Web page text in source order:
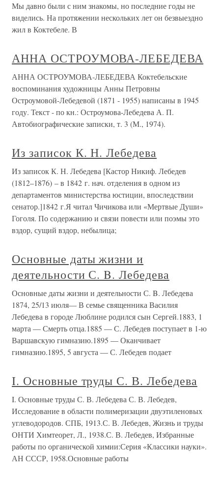
Мы давно были с ним знакомы, но последние годы не
виделись. На протяжении нескольких лет он безвыездно
жил в Коктебеле. В
АННА ОСТРОУМОВА-ЛЕБЕДЕВА
АННА ОСТРОУМОВА-ЛЕБЕДЕВА Коктебельские
воспоминания художницы Анны Петровны
Остроумовой-Лебедевой (1871 - 1955) написаны в 1945
году. Текст - по кн.: Остроумова-Лебедева А. П.
Автобиографические записки, т. 3 (М., 1974).
Из записок К. Н. Лебедева
Из записок К. Н. Лебедева [Кастор Никиф. Лебедев
(1812–1876) – в 1842 г. нач. отделения в одном из
департаментов министерства юстиции, впоследствии
сенатор.]1842 г.Я читал Чичикова или «Мертвые Души»
Гоголя. По содержанию и связи повести или поэмы это
вздор, сущий вздор, небылица;
Основные даты жизни и
деятельности С. B. Лебедева
Основные даты жизни и деятельности С. B. Лебедева
1874, 25/13 июля— В семье священника Василия
Лебедева в городе Люблине родился сын Сергей.1883, 1
марта — Смерть отца.1885 — С. Лебедев поступает в 1-ю
Варшавскую гимназию.1895 — Оканчивает
гимназию.1895, 5 августа — С. Лебедев подает
I. Основные труды С. В. Лебедева
I. Основные труды С. В. Лебедева С. В. Лебедев,
Исследование в области полимеризации двуэтиленовых
углеводородов. СПБ, 1913.С. В. Лебедев, Жизнь и труды
ОНТИ Химтеорет, Л., 1938.С. В. Лебедев, Избранные
работы по органической химии:Серия «Классики науки».
АН СССР, 1958.Основные работы